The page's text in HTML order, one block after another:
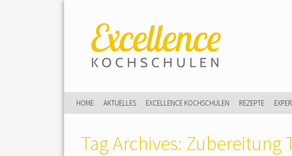
HOME AKTUELLES EXCELLENCE KOCHSCHULEN REZEPTE
Tag Archives: Zubereitung